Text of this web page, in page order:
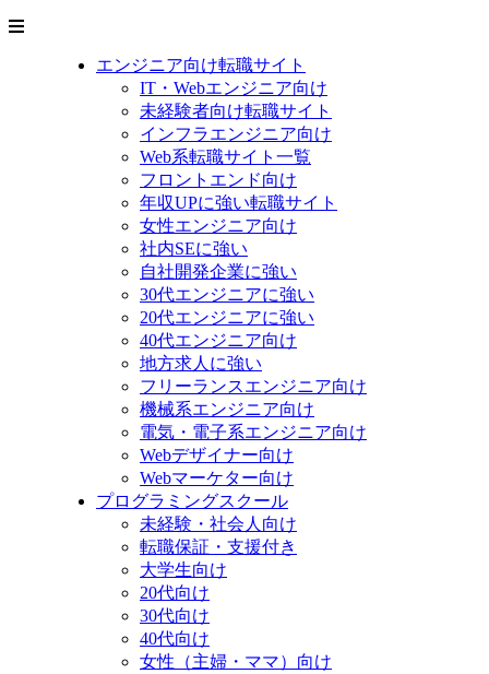
エンジニア向け転職サイト
IT・Webエンジニア向け
未経験者向け転職サイト
インフラエンジニア向け
Web系転職サイト一覧
フロントエンド向け
年収UPに強い転職サイト
女性エンジニア向け
社内SEに強い
自社開発企業に強い
30代エンジニアに強い
20代エンジニアに強い
40代エンジニア向け
地方求人に強い
フリーランスエンジニア向け
機械系エンジニア向け
電気・電子系エンジニア向け
Webデザイナー向け
Webマーケター向け
プログラミングスクール
未経験・社会人向け
転職保証・支援付き
大学生向け
20代向け
30代向け
40代向け
女性（主婦・ママ）向け